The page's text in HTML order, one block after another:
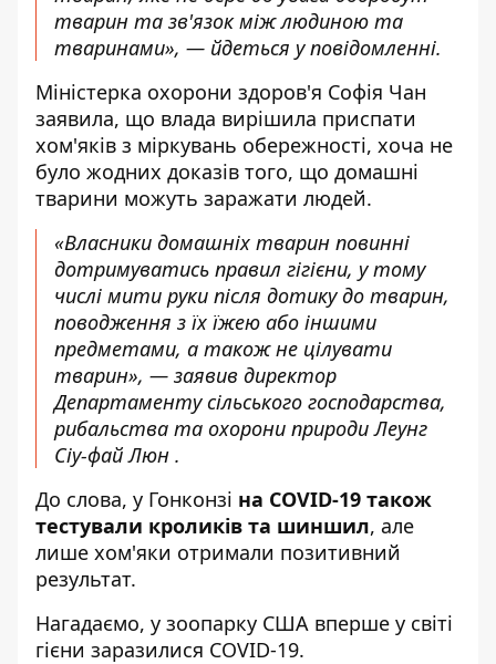
тварин та зв'язок між людиною та
тваринами», — йдеться у повідомленні.
Міністерка охорони здоров'я Софія Чан
заявила, що влада вирішила приспати
хом'яків з міркувань обережності, хоча не
було жодних доказів того, що домашні
тварини можуть заражати людей.
«Власники домашніх тварин повинні
дотримуватись правил гігієни, у тому
числі мити руки після дотику до тварин,
поводження з їх їжею або іншими
предметами, а також не цілувати
тварин», — заявив директор
Департаменту сільського господарства,
рибальства та охорони природи Леунг
Сіу-фай Люн .
До слова, у Гонконзі на COVID-19 також
тестували кроликів та шиншил, але
лише хом'яки отримали позитивний
результат.
Нагадаємо, у зоопарку США вперше у світі
гієни заразилися COVID-19.